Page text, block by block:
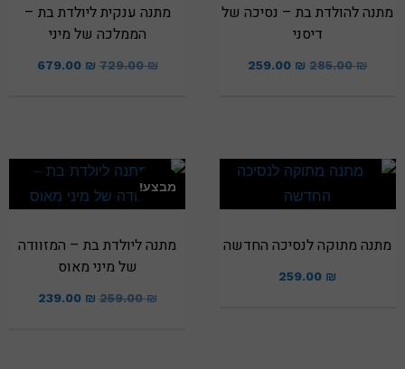
מתנה להולדת בת – נסיכה של
דיסני
285.00₪
259.00 ₪
מתנה ענקית ליולדת בת –
הממלכה של מיני
729.00₪
679.00 ₪
מתנה מתוקה לנסיכה החדשה
259.00 ₪
מבצע!
מתנה ליולדת בת – המזוודה
של מיני מאוס
259.00₪
239.00 ₪